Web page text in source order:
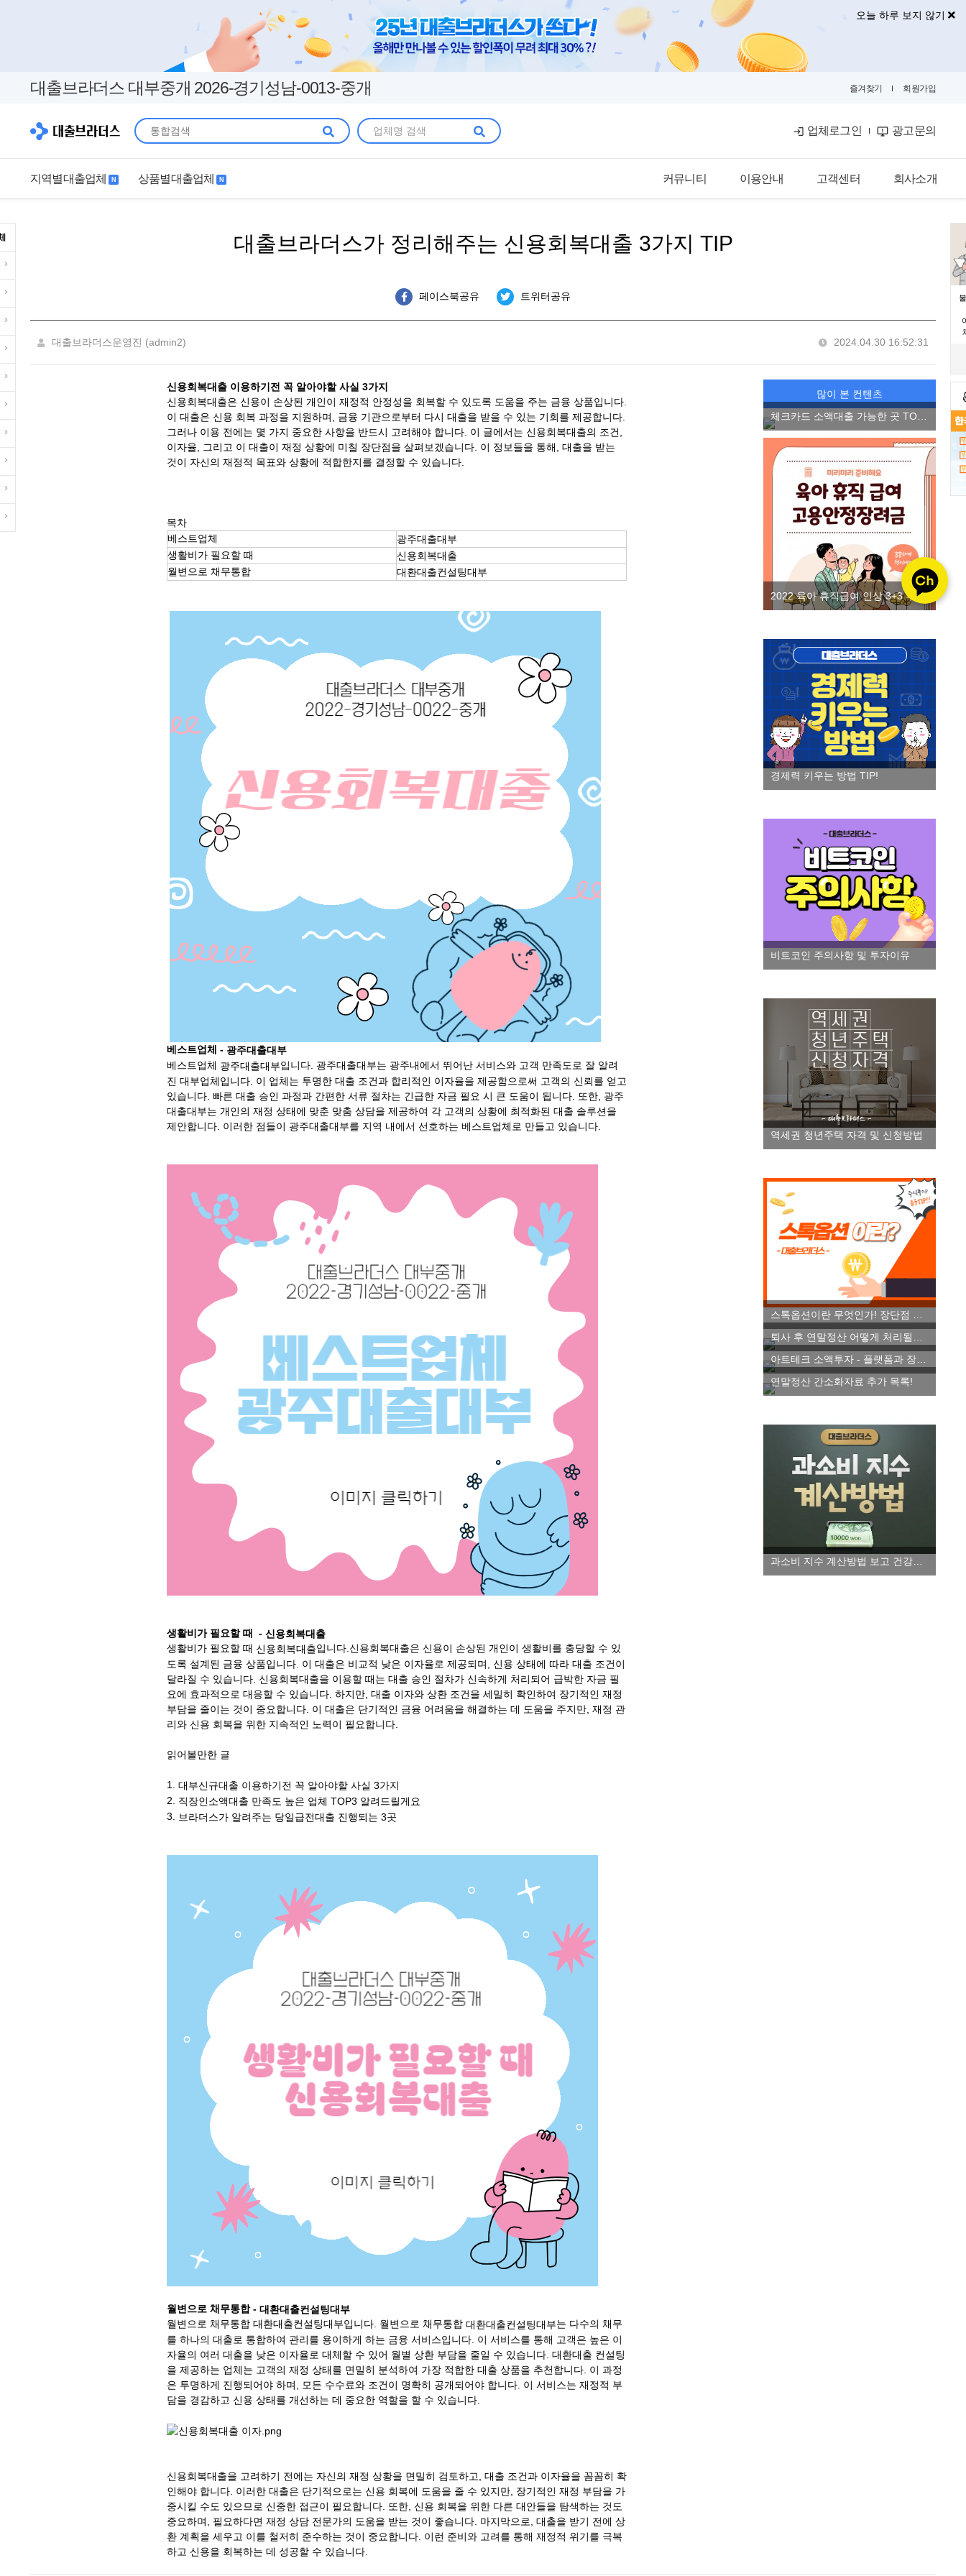
오늘 하루 보지 않기
대출브라더스 대부중개 2026-경기성남-0013-중개 즐겨찾기 회원가입
업체로그인 광고문의
지역별대출업체 N 상품별대출업체 N 커뮤니티 이용안내 고객센터 회사소개
금융뉴스
대출브라더스가 정리해주는 신용회복대출 3가지 TIP
페이스북공유 트위터공유
대출브라더스운영진 (admin2) 2024.04.30 16:52:31
많이 본 컨텐츠
2022 육아 휴직급여 인상 3+3 부모 육아휴직제 고용안정장려금을 알아보자
경제력 키우는 방법 TIP!
비트코인 주의사항 및 투자이유
역세권 청년주택 자격 및 신청방법
연말정산 간소화자료 추가 목록!
신용회복대출 이용하기전 꼭 알아야할 사실 3가지
신용회복대출은 신용이 손상된 개인이 재정적 안정성을 회복할 수 있도록 도움을 주는 금융 상품입니다.
이 대출은 신용 회복 과정을 지원하며, 금융 기관으로부터 다시 대출을 받을 수 있는 기회를 제공합니다.
그러나 이용 전에는 몇 가지 중요한 사항을 반드시 고려해야 합니다. 이 글에서는 신용회복대출의 조건,
이자율, 그리고 이 대출이 재정 상황에 미칠 장단점을 살펴보겠습니다. 이 정보들을 통해, 대출을 받는
것이 자신의 재정적 목표와 상황에 적합한지를 결정할 수 있습니다.
목차
베스트업체
광주대출대부
생활비가 필요할 때
신용회복대출
월변으로 채무통합
대환대출컨설팅대부
베스트업체 - 광주대출대부
베스트업체 광주대출대부입니다. 광주대출대부는 광주내에서 뛰어난 서비스와 고객 만족도로 잘 알려
진 대부업체입니다. 이 업체는 투명한 대출 조건과 합리적인 이자율을 제공함으로써 고객의 신뢰를 얻고
있습니다. 빠른 대출 승인 과정과 간편한 서류 절차는 긴급한 자금 필요 시 큰 도움이 됩니다. 또한, 광주
대출대부는 개인의 재정 상태에 맞춘 맞춤 상담을 제공하여 각 고객의 상황에 최적화된 대출 솔루션을
제안합니다. 이러한 점들이 광주대출대부를 지역 내에서 선호하는 베스트업체로 만들고 있습니다.
생활비가 필요할 때 - 신용회복대출
생활비가 필요할 때 신용회복대출입니다.신용회복대출은 신용이 손상된 개인이 생활비를 충당할 수 있
도록 설계된 금융 상품입니다. 이 대출은 비교적 낮은 이자율로 제공되며, 신용 상태에 따라 대출 조건이
달라질 수 있습니다. 신용회복대출을 이용할 때는 대출 승인 절차가 신속하게 처리되어 급박한 자금 필
요에 효과적으로 대응할 수 있습니다. 하지만, 대출 이자와 상환 조건을 세밀히 확인하여 장기적인 재정
부담을 줄이는 것이 중요합니다. 이 대출은 단기적인 금융 어려움을 해결하는 데 도움을 주지만, 재정 관
리와 신용 회복을 위한 지속적인 노력이 필요합니다.
읽어볼만한 글
1. 대부신규대출 이용하기전 꼭 알아야할 사실 3가지
2. 직장인소액대출 만족도 높은 업체 TOP3 알려드릴게요
3.
브라더스가 알려주는 당일급전대출 진행되는 3곳
월변으로 채무통합 - 대환대출컨설팅대부
월변으로 채무통합 대환대출컨설팅대부입니다. 월변으로 채무통합 대환대출컨설팅대부는 다수의 채무
를 하나의 대출로 통합하여 관리를 용이하게 하는 금융 서비스입니다. 이 서비스를 통해 고객은 높은 이
자율의 여러 대출을 낮은 이자율로 대체할 수 있어 월별 상환 부담을 줄일 수 있습니다. 대환대출 컨설팅
을 제공하는 업체는 고객의 재정 상태를 면밀히 분석하여 가장 적합한 대출 상품을 추천합니다. 이 과정
은 투명하게 진행되어야 하며, 모든 수수료와 조건이 명확히 공개되어야 합니다. 이 서비스는 재정적 부
담을 경감하고 신용 상태를 개선하는 데 중요한 역할을 할 수 있습니다.
신용회복대출을 고려하기 전에는 자신의 재정 상황을 면밀히 검토하고, 대출 조건과 이자율을 꼼꼼히 확
인해야 합니다. 이러한 대출은 단기적으로는 신용 회복에 도움을 줄 수 있지만, 장기적인 재정 부담을 가
중시킬 수도 있으므로 신중한 접근이 필요합니다. 또한, 신용 회복을 위한 다른 대안들을 탐색하는 것도
중요하며, 필요하다면 재정 상담 전문가의 도움을 받는 것이 좋습니다. 마지막으로, 대출을 받기 전에 상
환 계획을 세우고 이를 철저히 준수하는 것이 중요합니다. 이런 준비와 고려를 통해 재정적 위기를 극복
하고 신용을 회복하는 데 성공할 수 있습니다.